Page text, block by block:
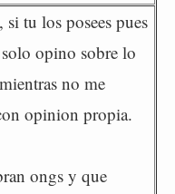
tu los posees pues
opino sobre lo
no me
opinion propia.
ongs y que